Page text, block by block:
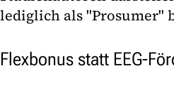
lediglich als "Prosumer"
Flexbonus statt EEG-